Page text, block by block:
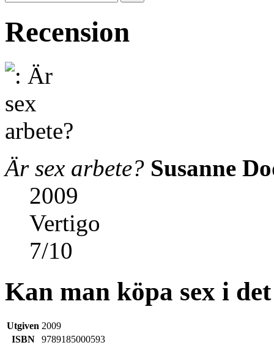
Recension
Är sex arbete? Susanne
2009
Vertigo
7/10
Kan man köpa sex i
Utgiven 2009
ISBN
9789185000593